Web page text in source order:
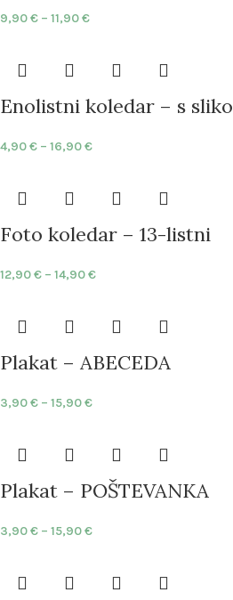
9,90€ – 11,90€
Enolistni koledar – s sliko
4,90€ – 16,90€
Foto koledar – 13-listni
12,90€ – 14,90€
Plakat – ABECEDA
3,90€ – 15,90€
Plakat – POŠTEVANKA
3,90€ – 15,90€